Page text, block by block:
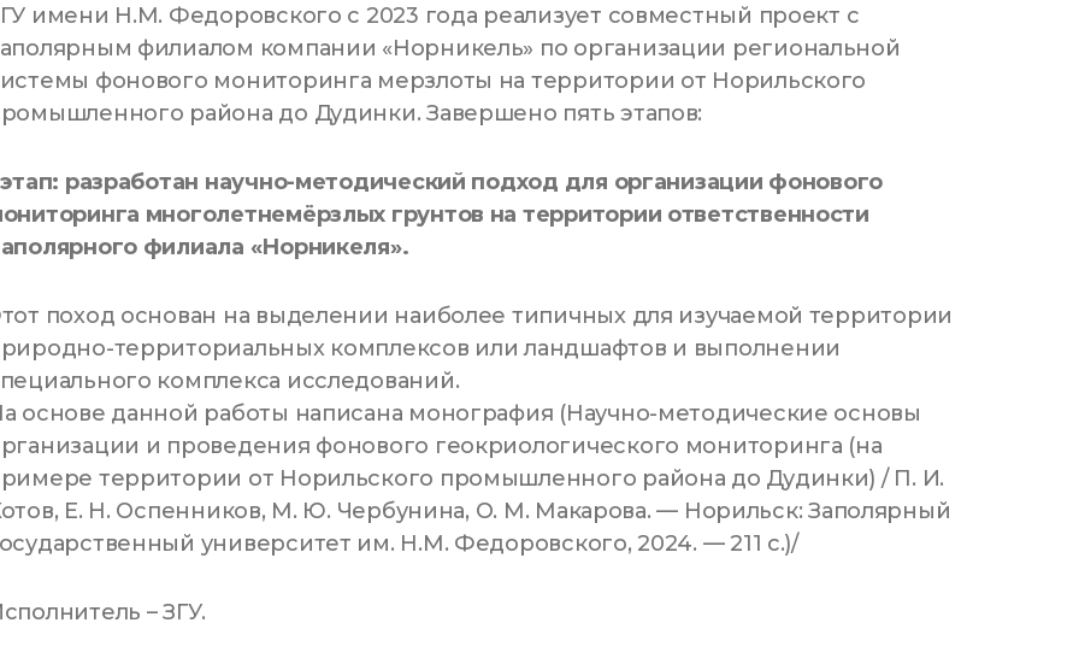
имени Н.М. Федоровского с 2023 года реализует совместный проект с
филиалом компании «Норникель» по организации региональной
фонового мониторинга мерзлоты на территории от Норильского
района до Дудинки. Завершено пять этапов:
этап: разработан научно-методический подход для организации фонового
многолетнемёрзлых грунтов на территории ответственности
филиала «Норникеля».
поход основан на выделении наиболее типичных для изучаемой территории
территориальных комплексов или ландшафтов и выполнении
комплекса исследований.
основе данной работы написана монография (Научно-методические основы
и проведения фонового геокриологического мониторинга (на
территории от Норильского промышленного района до Дудинки) / П. И.
Е. Н. Оспенников, М. Ю. Чербунина, О. М. Макарова. — Норильск: Заполярный
университет им. Н.М. Федоровского, 2024. — 211 с.)/
– ЗГУ.